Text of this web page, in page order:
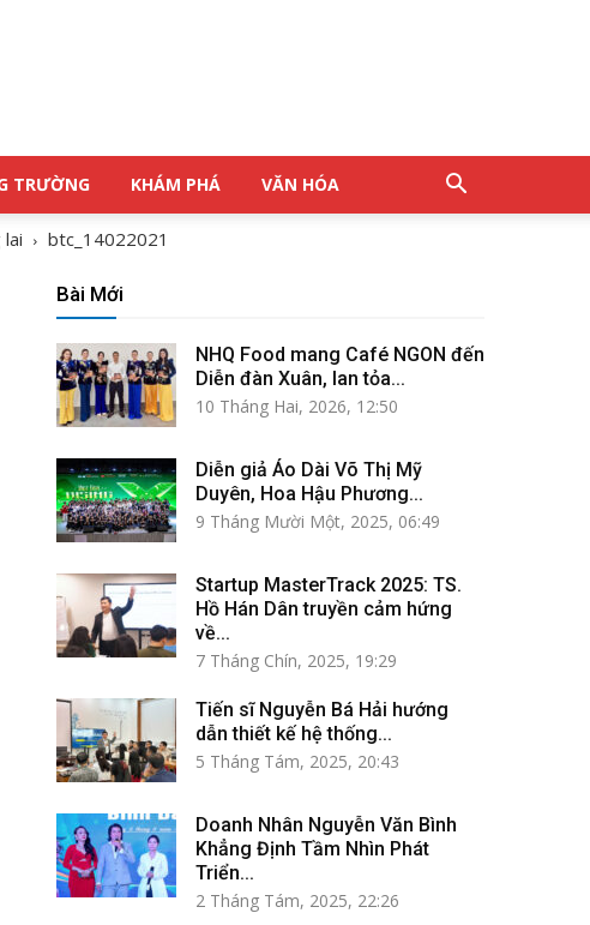
TRƯỜNG KHÁM PHÁ VĂN HÓA
btc_14022021
Bài Mới
NHQ Food mang Café NGON đến
Diễn đàn Xuân, lan tỏa...
10 Tháng Hai, 2026, 12:50
Diễn giả Áo Dài Võ Thị Mỹ
Duyên, Hoa Hậu Phương...
9 Tháng Mười Một, 2025, 06:49
Startup MasterTrack 2025: TS.
Hồ Hán Dân truyền cảm hứng
về...
7 Tháng Chín, 2025, 19:29
Tiến sĩ Nguyễn Bá Hải hướng
dẫn thiết kế hệ thống...
5 Tháng Tám, 2025, 20:43
Doanh Nhân Nguyễn Văn Bình
Khẳng Định Tầm Nhìn Phát
Triển...
2 Tháng Tám, 2025, 22:26